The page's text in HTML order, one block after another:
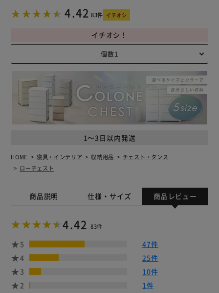
4.42 83件 イチオシ
1～3日以内発送
イチオシ！
HOME 寝具・インテリア 収納用品
チェスト・タンス
ローチェスト
商品説明 仕様・サイズ 商品レビュー
4.42 83件
5
47件
4
25件
3
10件
2
1件